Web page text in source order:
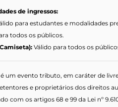
de ingressos:
para estudantes e modalidades
todos os públicos.
Válido para todos os
um evento tributo, em caráter de
e proprietários dos direitos
com os artigos 68 e 99 da Lei nº